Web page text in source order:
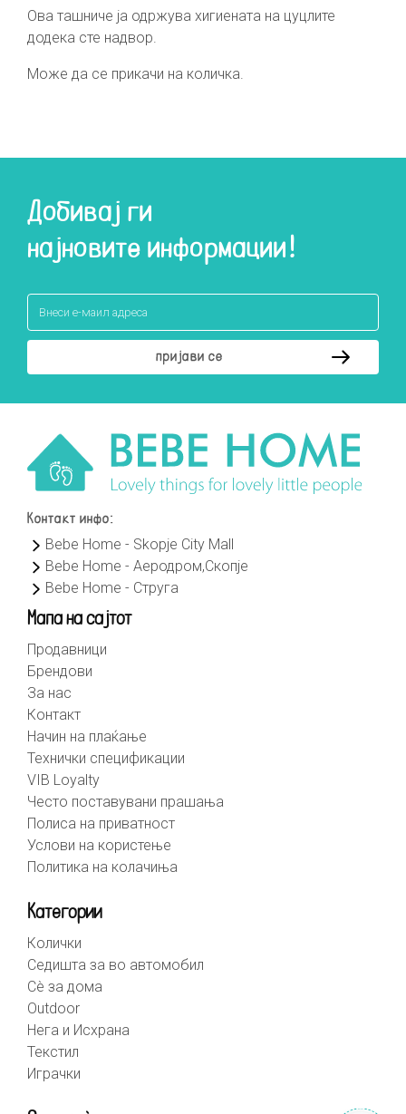
Ова ташниче ја одржува хигиената на цуцлите
додека сте надвор.
Може да се прикачи на количка.
Добивај ги
најновите информации!
Контакт инфо:
Bebe Home - Skopje City Mall
Bebe Home - Аеродром,Скопје
Bebe Home - Струга
Мапа на сајтот
Продавници
Брендови
За нас
Контакт
Начин на плаќање
Технички спецификации
VIB Loyalty
Често поставувани прашања
Полиса на приватност
Услови на користење
Политика на колачиња
Категории
Колички
Седишта за во автомобил
Сè за дома
Outdoor
Нега и Исхрана
Текстил
Играчки